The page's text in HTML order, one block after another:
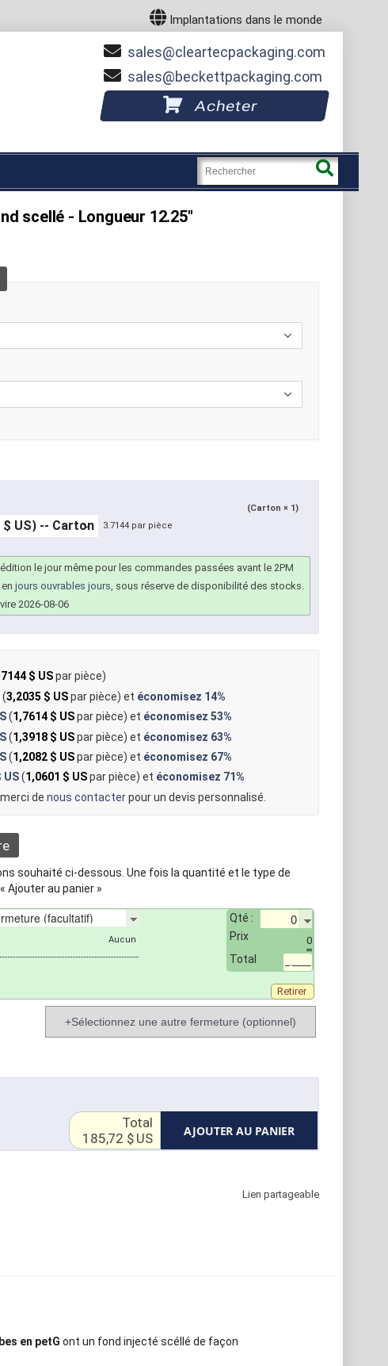
Implantations dans le monde
sales
cleartecpackaging.com
sales
beckettpackaging.com
Acheter
scellé - Longueur 12.25"
(Carton × 1)
3.7144 par pièce
le jour même pour les commandes passées avant le 2PM
enjours ouvrables jours, sous réserve de disponibilité des stocks.
2026-08-06
$ USpar pièce)
(3,2035 $ USpar pièce) et économisez 14%
(1,7614 $ USpar pièce) et économisez 53%
(1,3918 $ USpar pièce) et économisez 63%
(1,2082 $ USpar pièce) et économisez 67%
US(1,0601 $ USpar pièce) et économisez 71%
de nous contacterpour un devis personnalisé.
souhaité ci-dessous. Une fois la quantité et le type de
Ajouter au panier »
Qté :
Prix
0
Total _.____
Retirer
+Sélectionnez une autre fermeture (optionnel)
AJOUTER AU PANIER
Total
185,72 $ US
Lien partageable
en petG ont un fond injecté scéllé de façon